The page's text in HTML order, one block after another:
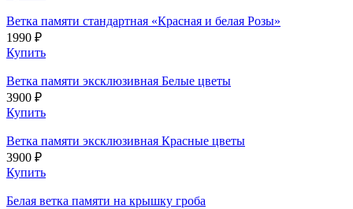
Ветка памяти стандартная «Красная и белая Розы»
1990 ₽
Купить
Ветка памяти эксклюзивная Белые цветы
3900 ₽
Купить
Ветка памяти эксклюзивная Красные цветы
3900 ₽
Купить
Белая ветка памяти на крышку гроба